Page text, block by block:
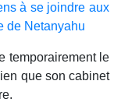
à se joindre aux
de Netanyahu
temporairement le
que son cabinet